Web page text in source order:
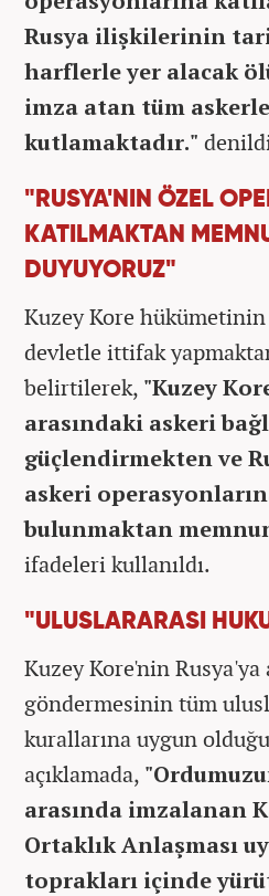
Rusya ilişkilerinin
harflerle yer alacak
imza atan tüm
kutlamaktadır."
"RUSYA'NIN ÖZEL
KATILMAKTAN
DUYUYORUZ"
Kuzey Kore
devletle ittifak
belirtilerek, "Kuzey
arasındaki askeri
güçlendirmekten ve
askeri
bulunmaktan
ifadeleri kullanıldı.
"ULUSLARARASI
Kuzey Kore'nin Rusya'ya
göndermesinin tüm
kurallarına uygun
açıklamada,
arasında imzalanan
Ortaklık Anlaşması
toprakları içinde